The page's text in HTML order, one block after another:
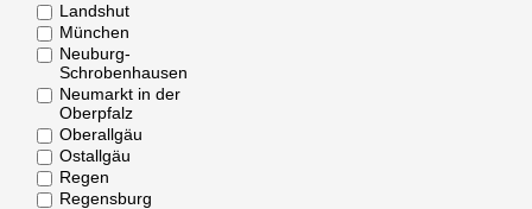
Landshut
München
Neuburg-
Schrobenhausen
Neumarkt in der
Oberpfalz
Oberallgäu
Ostallgäu
Regen
Regensburg